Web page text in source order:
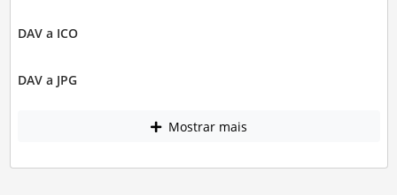
DAV a ICO
DAV a JPG
Mostrar mais